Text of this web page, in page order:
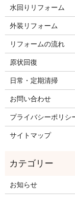
水回りリフォーム
外装リフォーム
リフォームの流れ
原状回復
日常・定期清掃
お問い合わせ
プライバシーポリシ
サイトマップ
お知らせ